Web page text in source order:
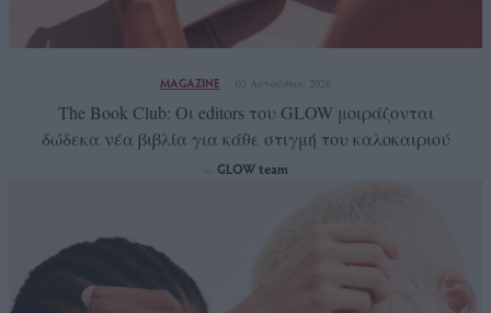
MAGAZINE 03 Αυγούστου 2026
The Book Club: Οι editors του GLOW μοιράζονται
δώδεκα νέα βιβλία για κάθε στιγμή του καλοκαιριού
GLOW team